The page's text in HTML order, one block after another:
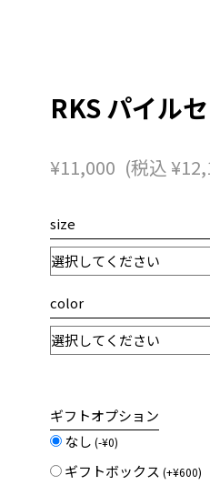
RKS パイル
¥11,000 (税込¥
size
color
ギフトオプション
なし (-¥0)
ギフトボックス (+¥600)